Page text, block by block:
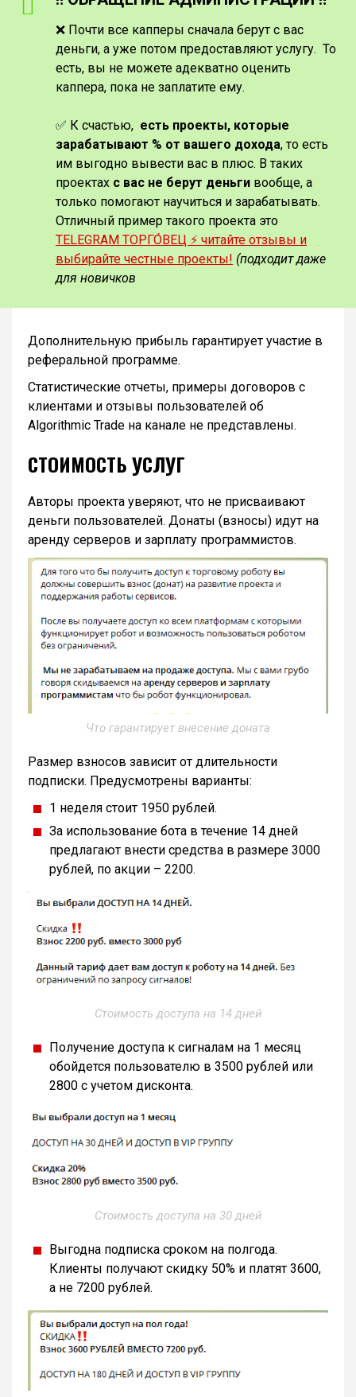
❌ Почти все капперы сначала берут с вас
деньги, а уже потом предоставляют услугу. То
есть, вы не можете адекватно оценить
каппера, пока не заплатите ему.
✅ К счастью, есть проекты, которые
зарабатывают % от вашего дохода, то есть
им выгодно вывести вас в плюс. В таких
проектах с вас не берут деньги вообще, а
только помогают научиться и зарабатывать.
Отличный пример такого проекта это
TELEGRAM ТОРГО́ВЕЦ ⚡️ читайте отзывы и
выбирайте честные проекты! (подходит даже
для новичков
Дополнительную прибыль гарантирует участие в
реферальной программе.
Статистические отчеты, примеры договоров с
клиентами и отзывы пользователей об
Algorithmic Trade на канале не представлены.
СТОИМОСТЬ УСЛУГ
Авторы проекта уверяют, что не присваивают
деньги пользователей. Донаты (взносы) идут на
аренду серверов и зарплату программистов.
Что гарантирует внесение доната
Размер взносов зависит от длительности
подписки. Предусмотрены варианты:
1 неделя стоит 1950 рублей.
За использование бота в течение 14 дней
предлагают внести средства в размере 3000
рублей, по акции – 2200.
Стоимость доступа на 14 дней
Получение доступа к сигналам на 1 месяц
обойдется пользователю в 3500 рублей или
2800 с учетом дисконта.
Стоимость доступа на 30 дней
Выгодна подписка сроком на полгода.
Клиенты получают скидку 50% и платят 3600,
а не 7200 рублей.